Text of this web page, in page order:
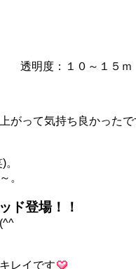
明度：１０～１５
がって気持ち良かったで
。
ド登場！！
ゞ
レイです